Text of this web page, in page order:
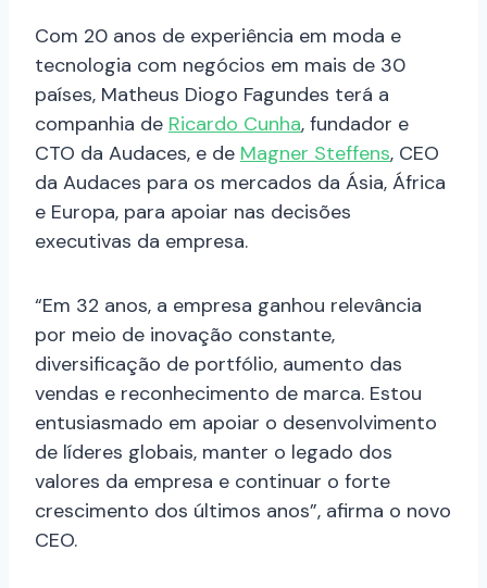
Com 20 anos de experiência em moda e
tecnologia com negócios em mais de 30
países, Matheus Diogo Fagundes terá a
companhia de Ricardo Cunha, fundador e
CTO da Audaces, e de Magner Steffens, CEO
da Audaces para os mercados da Ásia, África
e Europa, para apoiar nas decisões
executivas da empresa.
“Em 32 anos, a empresa ganhou relevância
por meio de inovação constante,
diversificação de portfólio, aumento das
vendas e reconhecimento de marca. Estou
entusiasmado em apoiar o desenvolvimento
de líderes globais, manter o legado dos
valores da empresa e continuar o forte
crescimento dos últimos anos”, afirma o novo
CEO.